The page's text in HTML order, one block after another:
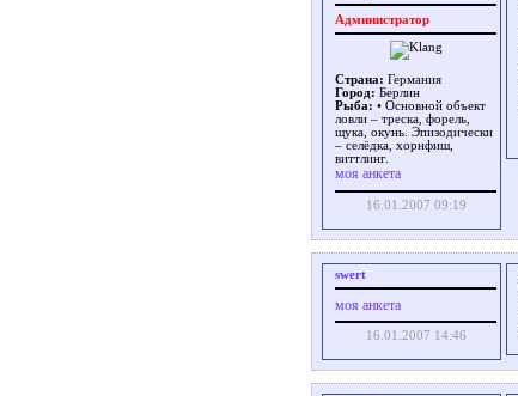
Администратор
Страна: Германия
Город: Берлин
Рыба: • Основной объект
ловли – треска, форель,
щука, окунь. Эпизодически
– селёдка, хорнфиш,
виттлинг.
моя анкета
16.01.2007 09:19
swert
моя анкета
16.01.2007 14:46